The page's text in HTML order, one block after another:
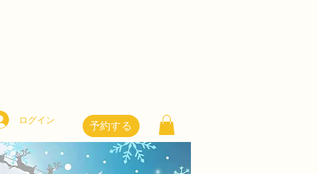
ログイン 予約する